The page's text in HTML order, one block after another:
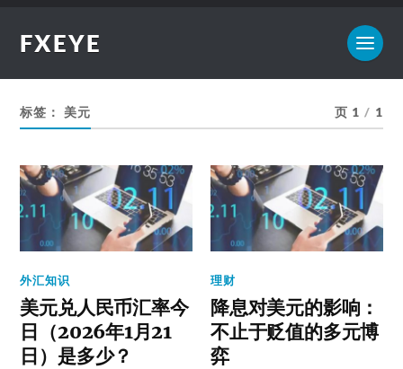
FXEYE
标签：美元 页 1 / 1
外汇知识
美元兑人民币汇率今
日（2026年1月21
日）是多少？
理财
降息对美元的影响：
不止于贬值的多元博
弈